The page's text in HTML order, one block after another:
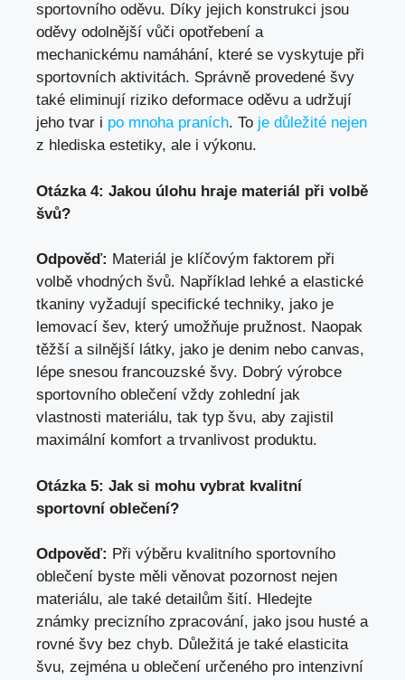
sportovního oděvu. Díky jejich konstrukci jsou
oděvy odolnější vůči opotřebení a
mechanickému namáhání, které se vyskytuje při
sportovních aktivitách. Správně provedené švy
také eliminují riziko deformace oděvu a udržují
jeho tvar i po mnoha praních. To je důležité nejen
z hlediska estetiky, ale i výkonu.
Otázka 4: Jakou úlohu hraje materiál při volbě
švů?
Odpověď: Materiál je klíčovým faktorem při
volbě vhodných švů. Například lehké a elastické
tkaniny vyžadují specifické techniky, jako je
lemovací šev, který umožňuje pružnost. Naopak
těžší a silnější látky, jako je denim nebo canvas,
lépe snesou francouzské švy. Dobrý výrobce
sportovního oblečení vždy zohlední jak
vlastnosti materiálu, tak typ švu, aby zajistil
maximální komfort a trvanlivost produktu.
Otázka 5: Jak si mohu vybrat kvalitní
sportovní oblečení?
Odpověď: Při výběru kvalitního sportovního
oblečení byste měli věnovat pozornost nejen
materiálu, ale také detailům šití. Hledejte
známky precizního zpracování, jako jsou husté a
rovné švy bez chyb. Důležitá je také elasticita
švu, zejména u oblečení určeného pro intenzivní